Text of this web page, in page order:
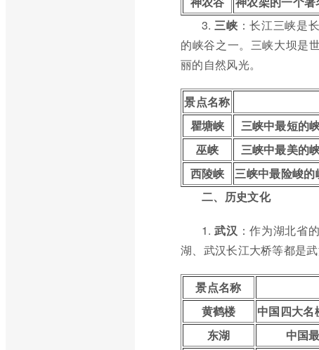
3.三峡 ：长江三峡是
的峡谷之一。三峡大坝是
丽的自然风光。
景点名称
瞿塘峡
三峡中最短的
巫峡
三峡中最美的
西陵峡
三峡中最险峻
二、历史文化
1.武汉 ：作为湖北省
湖、武汉长江大桥等都是武
景点名称
黄鹤楼
中国四大名
东湖
中国